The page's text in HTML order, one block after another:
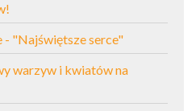
- "Najświętsze serce"
warzyw i kwiatów na